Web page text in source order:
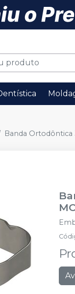
Banda Ortodôntica